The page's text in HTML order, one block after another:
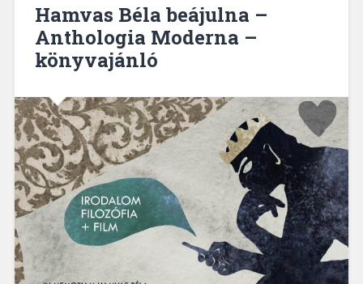
Hamvas Béla beájulna –
Anthologia Moderna –
könyvajánló